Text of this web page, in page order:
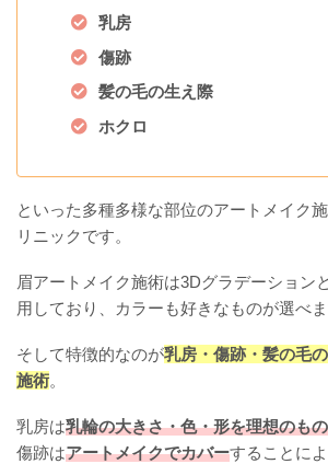
乳房
傷跡
髪の毛の生え際
ホクロ
といった多種多様な部位のアートメイク
リニックです。
眉アートメイク施術は3Dグラデーション
用しており、カラーも好きなものが選べま
そして特徴的なのが乳房・傷跡・髪の毛
施術。
乳房は乳輪の大きさ・色・形を理想のもの
傷跡はアートメイクでカバーすることに